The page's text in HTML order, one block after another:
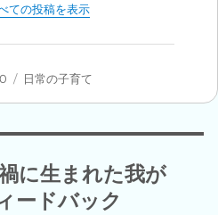
ての投稿を表示
カ
リ
日常の子育て
に生まれた我が
ードバック